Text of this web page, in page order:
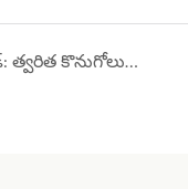
రెస్టారెంట్ డైనింగ్ కుర్చీలకు పూర్తి గైడ్: త్వరిత కొనుగోలుదారుల గైడ్